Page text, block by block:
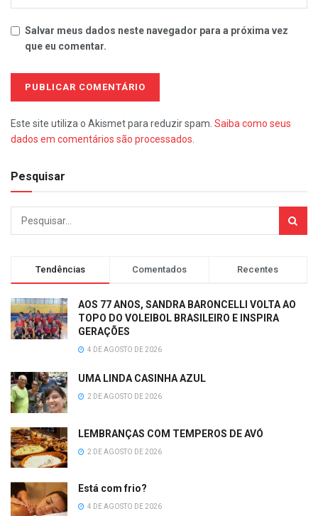
Salvar meus dados neste navegador para a próxima vez
que eu comentar.
Este site utiliza o Akismet para reduzir spam. Saiba como seus
dados em comentários são processados
Pesquisar
Tendências Comentados Recentes
AOS 77 ANOS, SANDRA BARONCELLI VOLTA AO
TOPO DO VOLEIBOL BRASILEIRO E INSPIRA
GERAÇÕES
4 DE AGOSTO DE 2026
UMA LINDA CASINHA AZUL
2 DE AGOSTO DE 2026
LEMBRANÇAS COM TEMPEROS DE AVÓ
2 DE AGOSTO DE 2026
Está com frio?
4 DE AGOSTO DE 2026